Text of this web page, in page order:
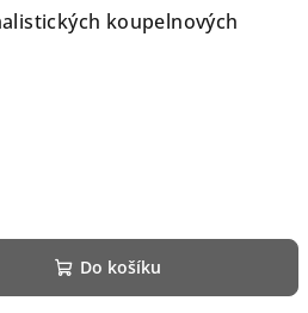
koupelnových
Do košíku